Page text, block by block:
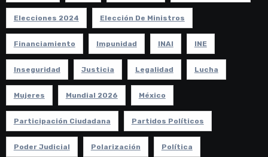
Elecciones 2024 Elección De Ministros
Financiamiento Impunidad INAI INE
Inseguridad Justicia Legalidad Lucha
Mujeres Mundial 2026 México
Participación Ciudadana Partidos Políticos
Poder Judicial Polarización Política